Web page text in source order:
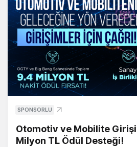
SPONSORLU
Otomotiv ve Mobilite
Milyon TL Ödül Desteği!